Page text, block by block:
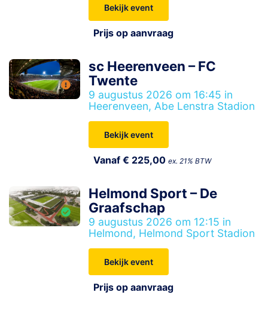
Bekijk event
Prijs op aanvraag
sc Heerenveen – FC
Twente
9 augustus 2026 om 16:45 in
Heerenveen, Abe Lenstra Stadion
Bekijk event
Vanaf € 225,00ex. 21% BTW
Helmond Sport – De
Graafschap
9 augustus 2026 om 12:15 in
Helmond, Helmond Sport Stadion
Bekijk event
Prijs op aanvraag